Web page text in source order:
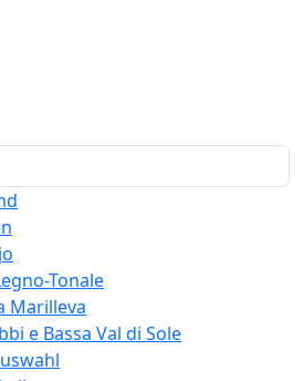
Tonale
Marilleva
e Bassa Val di Sole